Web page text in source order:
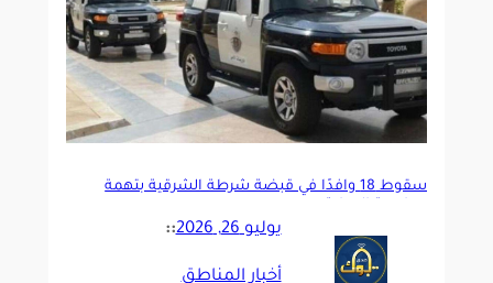
سقوط 18 وافدًا في قبضة شرطة الشرقية بتهمة
يوليو 26, 2026 ::
أخبار المناطق